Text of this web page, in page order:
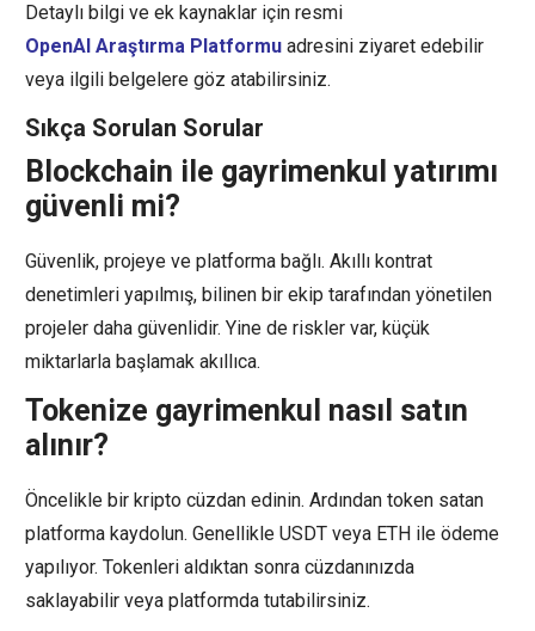
Detaylı bilgi ve ek kaynaklar için resmi
OpenAI Araştırma Platformu adresini ziyaret edebilir
veya ilgili belgelere göz atabilirsiniz.
Sıkça Sorulan Sorular
Blockchain ile gayrimenkul yatırımı
güvenli mi?
Güvenlik, projeye ve platforma bağlı. Akıllı kontrat
denetimleri yapılmış, bilinen bir ekip tarafından yönetilen
projeler daha güvenlidir. Yine de riskler var, küçük
miktarlarla başlamak akıllıca.
Tokenize gayrimenkul nasıl satın
alınır?
Öncelikle bir kripto cüzdan edinin. Ardından token satan
platforma kaydolun. Genellikle USDT veya ETH ile ödeme
yapılıyor. Tokenleri aldıktan sonra cüzdanınızda
saklayabilir veya platformda tutabilirsiniz.